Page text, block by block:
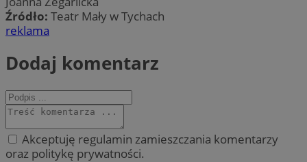
Źródło: Teatr Mały w Tychach
reklama
Dodaj komentarz
Akceptuję regulamin zamieszczania komentarzy
oraz politykę prywatności.